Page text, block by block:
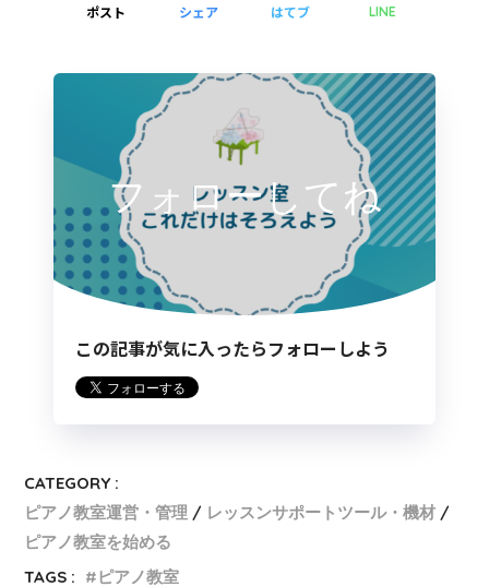
ポスト シェア はてブ LINE
フォローしてね
この記事が気に入ったらフォローしよう
CATEGORY :
ピアノ教室運営・管理
レッスンサポートツール・機材
ピアノ教室を始める
TAGS :
ピアノ教室